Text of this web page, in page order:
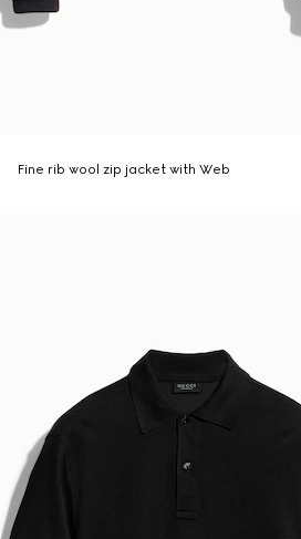
Fine rib wool zip jacket with Web